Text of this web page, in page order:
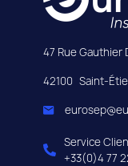
47 Rue Gauthier
42100 Saint-
Service
+33(0)4 77